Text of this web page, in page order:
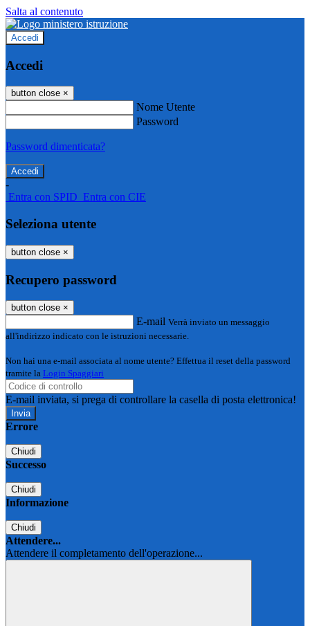
Salta al contenuto
Accedi
Accedi
button close ×
Nome Utente
Password
Password dimenticata?
-
Entra con SPID Entra con CIE
Seleziona utente
button close ×
Recupero password
button close ×
E-mail Verrà inviato un messaggio
all'indirizzo indicato con le istruzioni necessarie.
Non hai una e-mail associata al nome utente? Effettua il reset della password
tramite la Login Spaggiari
E-mail inviata, si prega di controllare la casella di posta elettronica!
Errore
Chiudi
Successo
Chiudi
Informazione
Chiudi
Attendere...
Attendere il completamento dell'operazione...